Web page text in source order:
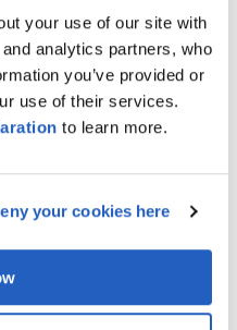
your use of our site with
analytics partners, who
you’ve provided or
use of their services.
to learn more.
your cookies here
par LeverX, les
la qualité sélectionnent
à l'examen à
matériaux en stock La
de placement
selon les stratégies
(First In, First Out) et